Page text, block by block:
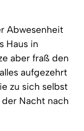
Abwesenheit
Haus in
aber fraß den
aufgezehrt
zu sich selbst
Nacht nach